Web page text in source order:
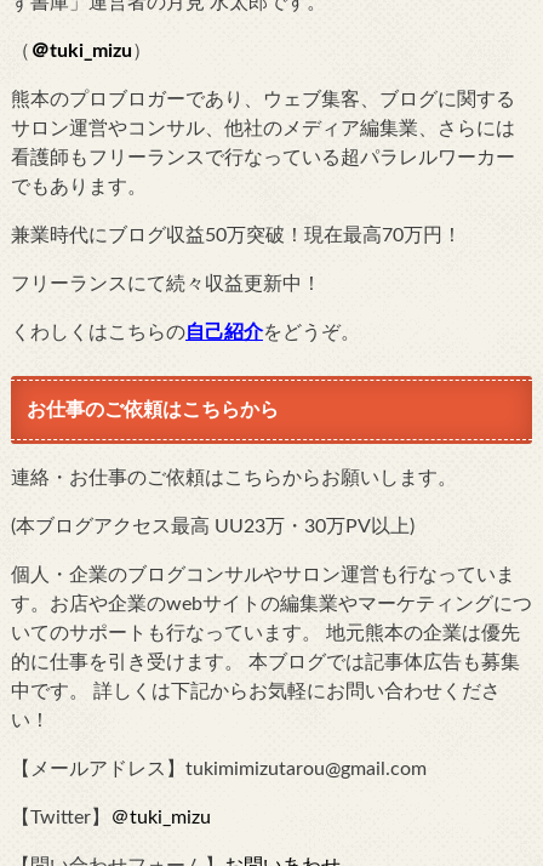
（ ＠tuki_mizu）
熊本のプロブロガーであり、ウェブ集客、ブログに関する
サロン運営やコンサル、他社のメディア編集業、さらには
看護師もフリーランスで行なっている超パラレルワーカー
でもあります。
兼業時代にブログ収益50万突破！現在最高70万円！
フリーランスにて続々収益更新中！
くわしくはこちらの自己紹介をどうぞ。
お仕事のご依頼はこちらから
連絡・お仕事のご依頼はこちらからお願いします。
(本ブログアクセス最高 UU23万・30万PV以上)
個人・企業のブログコンサルやサロン運営も行なっていま
す。お店や企業のwebサイトの編集業やマーケティングにつ
いてのサポートも行なっています。 地元熊本の企業は優先
的に仕事を引き受けます。 本ブログでは記事体広告も募集
中です。 詳しくは下記からお気軽にお問い合わせくださ
い！
【メールアドレス】tukimimizutarou@gmail.com
【Twitter】 ＠tuki_mizu